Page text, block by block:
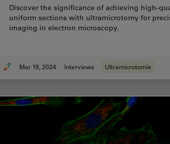
Discover the significance of achieving high-
uniform sections with ultramicrotomy for
imaging in electron microscopy.
Mar 19, 2024 Interviews Ultramicrotomie